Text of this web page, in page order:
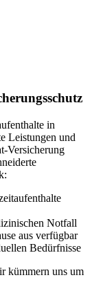
in
Leistungen und
Versicherung
Notfall
aus verfügbar
Bedürfnisse
kümmern uns um